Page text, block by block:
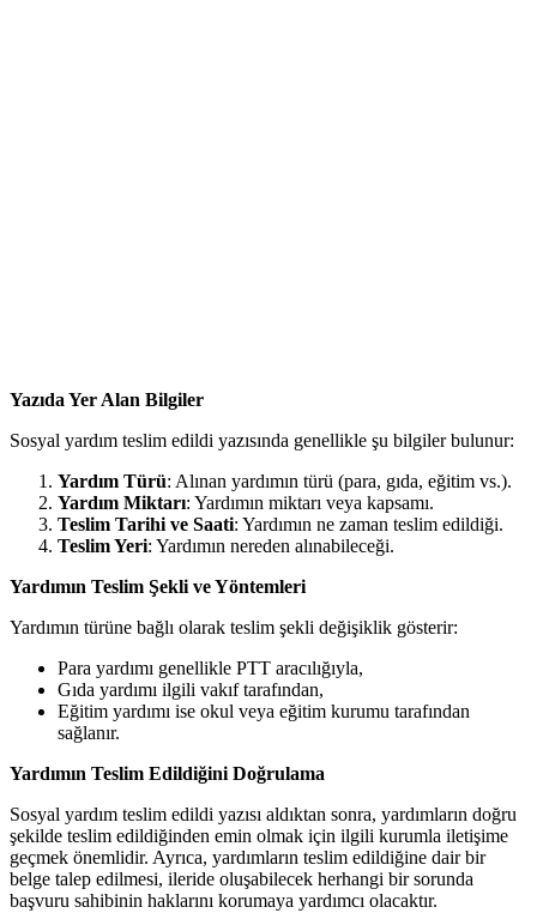
Yazıda Yer Alan Bilgiler
Sosyal yardım teslim edildi yazısında genellikle şu bilgiler bulunur:
Yardım Türü: Alınan yardımın türü (para, gıda, eğitim vs.).
Yardım Miktarı: Yardımın miktarı veya kapsamı.
Teslim Tarihi ve Saati: Yardımın ne zaman teslim edildiği.
Teslim Yeri: Yardımın nereden alınabileceği.
Yardımın Teslim Şekli ve Yöntemleri
Yardımın türüne bağlı olarak teslim şekli değişiklik gösterir:
Para yardımı genellikle PTT aracılığıyla,
Gıda yardımı ilgili vakıf tarafından,
Eğitim yardımı ise okul veya eğitim kurumu tarafından
sağlanır.
Yardımın Teslim Edildiğini Doğrulama
Sosyal yardım teslim edildi yazısı aldıktan sonra, yardımların doğru
şekilde teslim edildiğinden emin olmak için ilgili kurumla iletişime
geçmek önemlidir. Ayrıca, yardımların teslim edildiğine dair bir
belge talep edilmesi, ileride oluşabilecek herhangi bir sorunda
başvuru sahibinin haklarını korumaya yardımcı olacaktır.